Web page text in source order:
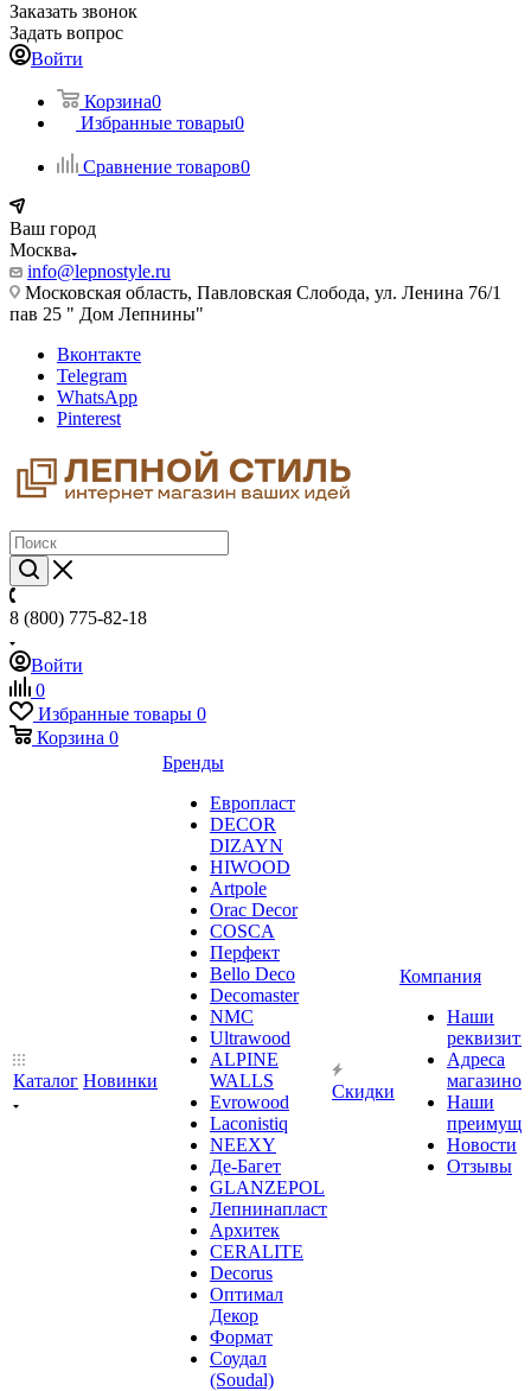
Заказать звонок
Задать вопрос
Войти
Корзина0
Избранные товары0
Сравнение товаров0
Ваш город
Москва
info@lepnostyle.ru
Московская область, Павловская Слобода, ул. Ленина 76/1
пав 25 " Дом Лепнины"
Вконтакте
Telegram
WhatsApp
Pinterest
8 (800) 775-82-18
Войти
0
Избранные товары 0
Корзина 0
Каталог Новинки
Бренды
Европласт
DECOR
DIZAYN
HIWOOD
Artpole
Orac Decor
COSCA
Перфект
Bello Deco
Decomaster
NMС
Ultrawood
ALPINE
WALLS
Evrowood
Laconistiq
NEEXY
Де-Багет
GLANZEPOL
Лепнинапласт
Архитек
CERALITE
Decorus
Оптимал
Декор
Формат
Соудал
(Soudal)
Скидки
Компания
Наши
Адреса
магазинов
Наши
Новости
Отзывы